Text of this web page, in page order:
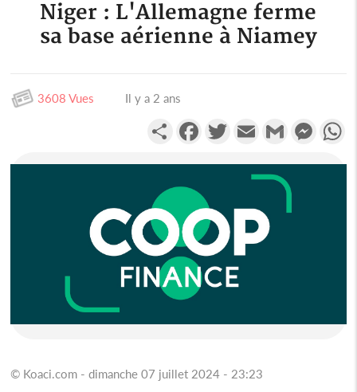
Niger : L'Allemagne ferme
sa base aérienne à Niamey
3608 Vues Il y a 2 ans
PartagerFacebookTwitterEmail Gmail
© Koaci.com - dimanche 07 juillet 2024 - 23:23